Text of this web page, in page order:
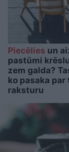
Piecēlies un
pastūmi
zem galda?
ko pasaka par
raksturu